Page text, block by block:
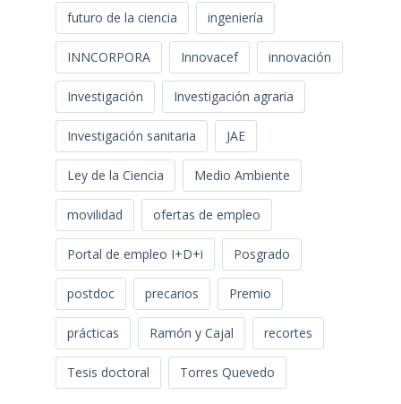
futuro de la ciencia ingeniería
INNCORPORA Innovacef innovación
Investigación Investigación agraria
Investigación sanitaria JAE
Ley de la Ciencia Medio Ambiente
movilidad ofertas de empleo
Portal de empleo I+D+i Posgrado
postdoc precarios Premio
prácticas Ramón y Cajal recortes
Tesis doctoral Torres Quevedo